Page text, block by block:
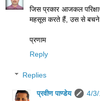
जिस प्रकार आजकल
महसूस करते हैं, उस से बचने
प्रणाम
Reply
Replies
प्रवीण पाण्डेय 4/